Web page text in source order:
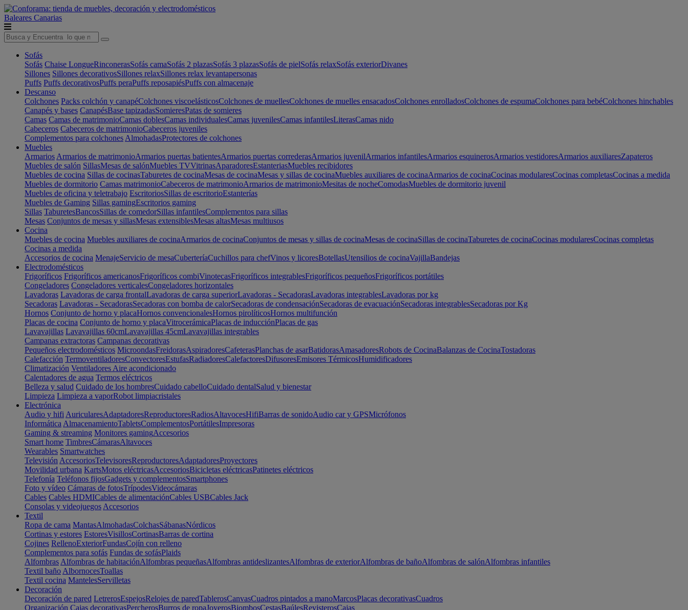
Baleares Canarias
Sofás
Sofás Chaise LongueRinconerasSofás camaSofás 2 plazasSofás 3 plazasSofás de pielSofás relaxSofás exteriorDivanes
Sillones Sillones decorativosSillones relaxSillones relax levantapersonas
Puffs Puffs decorativosPuffs peraPuffs reposapiésPuffs con almacenaje
Descanso
Colchones Packs colchón y canapéColchones viscoelásticosColchones de muellesColchones de muelles ensacadosColchones enrolladosColchones de espumaColchones para bebéColchones hinchables
Canapés y bases CanapésBase tapizadasSomieresPatas de somieres
Camas Camas de matrimonioCamas doblesCamas individualesCamas juvenilesCamas infantilesLiterasCamas nido
Cabeceros Cabeceros de matrimonioCabeceros juveniles
Complementos para colchones AlmohadasProtectores de colchones
Muebles
Armarios Armarios de matrimonioArmarios puertas batientesArmarios puertas correderasArmarios juvenilArmarios infantilesArmarios esquinerosArmarios vestidoresArmarios auxiliaresZapateros
Muebles de salón SillasMesas de salónMuebles TVVitrinasAparadoresEstanteriasMuebles recibidores
Muebles de cocina Sillas de cocinasTaburetes de cocinaMesas de cocinaMesas y sillas de cocinaMuebles auxiliares de cocinaArmarios de cocinaCocinas modularesCocinas completasCocinas a medida
Muebles de dormitorio Camas matrimonioCabeceros de matrimonioArmarios de matrimonioMesitas de nocheComodasMuebles de dormitorio juvenil
Muebles de oficina y teletrabajo EscritoriosSillas de escritorioEstanterías
Muebles de Gaming Sillas gamingEscritorios gaming
Sillas TaburetesBancosSillas de comedorSillas infantilesComplementos para sillas
Mesas Conjuntos de mesas y sillasMesas extensiblesMesas altasMesas multiusos
Cocina
Muebles de cocina Muebles auxiliares de cocinaArmarios de cocinaConjuntos de mesas y sillas de cocinaMesas de cocinaSillas de cocinaTaburetes de cocinaCocinas modularesCocinas completas
Cocinas a medida
Accesorios de cocina MenajeServicio de mesaCuberteríaCuchillos para chefVinos y licoresBotellasUtensilios de cocinaVajillaBandejas
Electrodomésticos
Frigoríficos Frigoríficos americanosFrigoríficos combiVinotecasFrigoríficos integrablesFrigoríficos pequeñosFrigoríficos portátiles
Congeladores Congeladores verticalesCongeladores horizontales
Lavadoras Lavadoras de carga frontalLavadoras de carga superiorLavadoras - SecadorasLavadoras integrablesLavadoras por kg
Secadoras Lavadoras - SecadorasSecadoras con bomba de calorSecadoras de condensaciónSecadoras de evacuaciónSecadoras integrablesSecadoras por Kg
Hornos Conjunto de horno y placaHornos convencionalesHornos pirolíticosHornos multifunción
Placas de cocina Conjunto de horno y placaVitrocerámicaPlacas de inducciónPlacas de gas
Lavavajillas Lavavajillas 60cmLavavajillas 45cmLavavajillas integrables
Campanas extractoras Campanas decorativas
Pequeños electrodomésticos MicroondasFreidorasAspiradoresCafeterasPlanchas de asarBatidorasAmasadoresRobots de CocinaBalanzas de CocinaTostadoras
Calefacción TermoventiladoresConvectoresEstufasRadiadoresCalefactoresDifusoresEmisores TérmicosHumidificadores
Climatización Ventiladores Aire acondicionado
Calentadores de agua Termos eléctricos
Belleza y salud Cuidado de los hombresCuidado cabelloCuidado dentalSalud y bienestar
Limpieza Limpieza a vaporRobot limpiacristales
Electrónica
Audio y hifi AuricularesAdaptadoresReproductoresRadiosAltavocesHifiBarras de sonidoAudio car y GPSMicrófonos
Informática AlmacenamientoTabletsComplementosPortátilesImpresoras
Gaming & streaming Monitores gamingAccesorios
Smart home TimbresCámarasAltavoces
Wearables Smartwatches
Televisión AccesoriosTelevisoresReproductoresAdaptadoresProyectores
Movilidad urbana KartsMotos eléctricasAccesoriosBicicletas eléctricasPatinetes eléctricos
Telefonía Teléfonos fijosGadgets y complementosSmartphones
Foto y vídeo Cámaras de fotosTrípodesVideocámaras
Cables Cables HDMICables de alimentaciónCables USBCables Jack
Consolas y videojuegos Accesorios
Textil
Ropa de cama MantasAlmohadasColchasSábanasNórdicos
Cortinas y estores EstoresVisillosCortinasBarras de cortina
Cojines RellenoExteriorFundasCojín con relleno
Complementos para sofás Fundas de sofásPlaids
Alfombras Alfombras de habitaciónAlfombras pequeñasAlfombras antideslizantesAlfombras de exteriorAlfombras de bañoAlfombras de salónAlfombras infantiles
Textil baño AlbornocesToallas
Textil cocina MantelesServilletas
Decoración
Decoración de pared LetrerosEspejosRelojes de paredTablerosCanvasCuadros pintados a manoMarcosPlacas decorativasCuadros
Organización Cajas decorativasPercherosBurros de ropaJoyerosBiombosCestasBaúlesRevisterosCajas